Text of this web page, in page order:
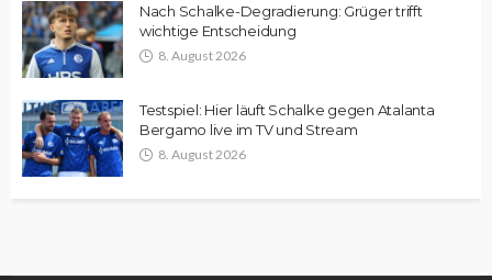
Nach Schalke-Degradierung: Grüger trifft
wichtige Entscheidung
8. August 2026
Testspiel: Hier läuft Schalke gegen Atalanta
Bergamo live im TV und Stream
8. August 2026